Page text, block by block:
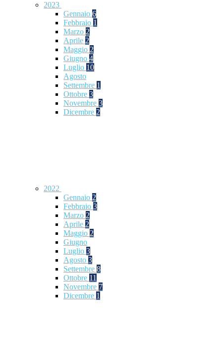
2023
Gennaio 6
Febbraio 1
Marzo 2
Aprile 2
Maggio 2
Giugno 4
Luglio 10
Agosto
Settembre 1
Ottobre 3
Novembre 3
Dicembre 2
2022
Gennaio 2
Febbraio 3
Marzo 2
Aprile 2
Maggio 2
Giugno
Luglio 3
Agosto 3
Settembre 8
Ottobre 11
Novembre 7
Dicembre 1